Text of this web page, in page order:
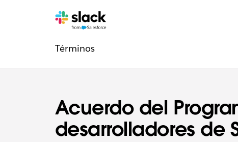
Acuerdo del
desarrolladores de
Páginas
Términosadicionales